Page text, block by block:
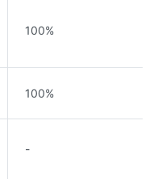
100%
100%
-